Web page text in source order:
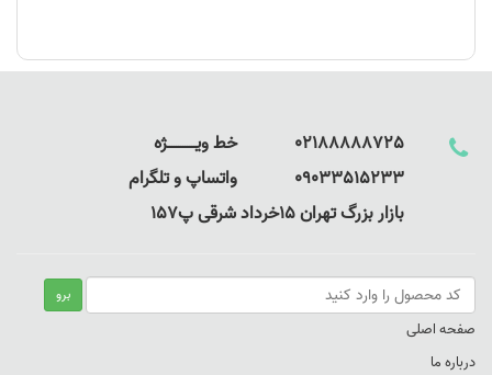
02188888725 خط ویـــــــــــــژه
09033515233 واتساپ و تلگرام
بازار بزرگ تهران 15خرداد شرقی پ157
صفحه اصلی
درباره ما